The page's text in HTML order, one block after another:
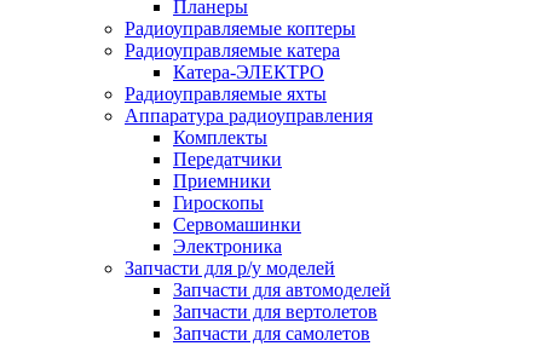
Планеры
Радиоуправляемые коптеры
Радиоуправляемые катера
Катера-ЭЛЕКТРО
Радиоуправляемые яхты
Аппаратура радиоуправления
Комплекты
Передатчики
Приемники
Гироскопы
Сервомашинки
Электроника
Запчасти для р/у моделей
Запчасти для автомоделей
Запчасти для вертолетов
Запчасти для самолетов